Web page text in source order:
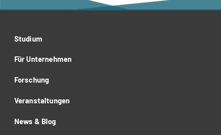
Studium
Für Unternehmen
Forschung
Veranstaltungen
News & Blog